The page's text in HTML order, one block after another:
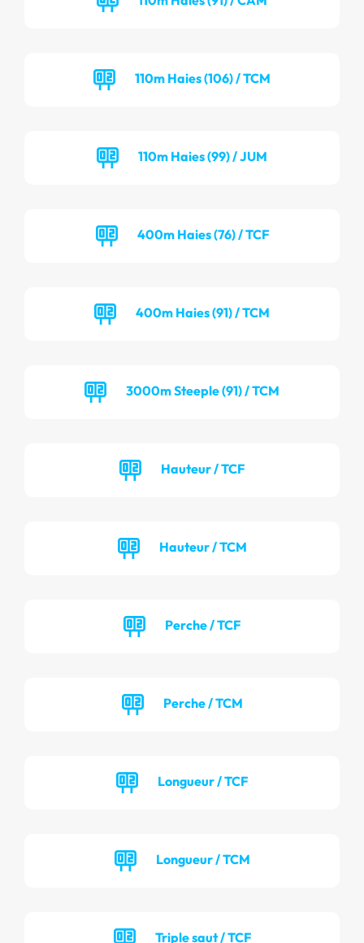
110m Haies (106) / TCM
110m Haies (99) / JUM
400m Haies (76) / TCF
400m Haies (91) / TCM
3000m Steeple (91) / TCM
Hauteur / TCF
Hauteur / TCM
Perche / TCF
Perche / TCM
Longueur / TCF
Longueur / TCM
Triple saut / TCF